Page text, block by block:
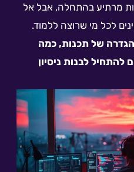
מרתיע בהתחלה, אבל אל
לכל מי שרוצה ללמוד.
של תכנות, כמה
להתחיל לבנות ניסיון